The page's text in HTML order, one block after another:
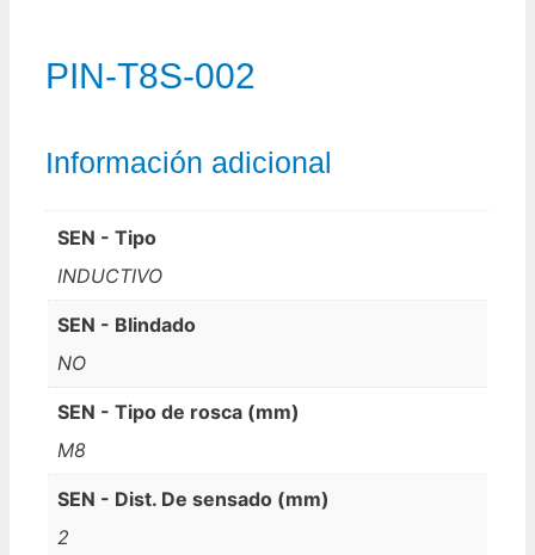
PIN-T8S-002
Información adicional
SEN - Tipo
INDUCTIVO
SEN - Blindado
NO
SEN - Tipo de rosca (mm)
M8
SEN - Dist. De sensado (mm)
2